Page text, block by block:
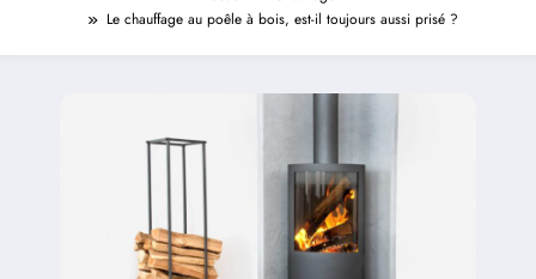
Le chauffage au poêle à bois, est-il toujours aussi prisé ?